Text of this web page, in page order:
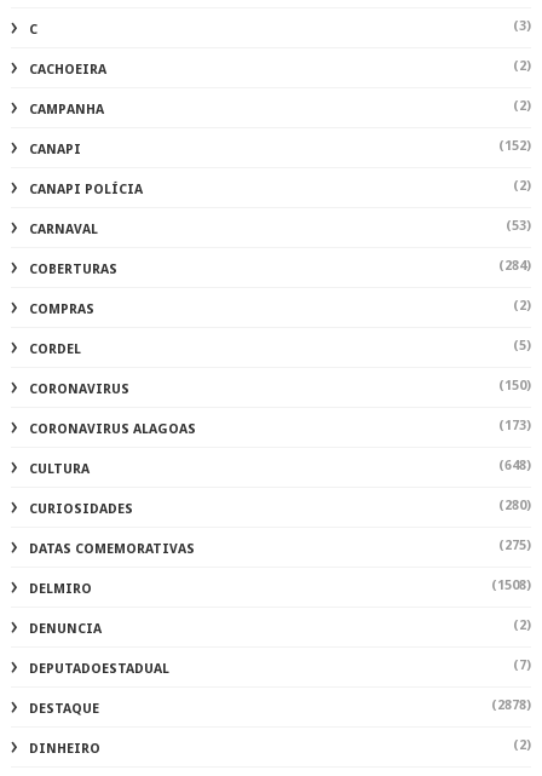
C (3)
CACHOEIRA (2)
CAMPANHA (2)
CANAPI (152)
CANAPI POLÍCIA (2)
CARNAVAL (53)
COBERTURAS (284)
COMPRAS (2)
CORDEL (5)
CORONAVIRUS (150)
CORONAVIRUS ALAGOAS (173)
CULTURA (648)
CURIOSIDADES (280)
DATAS COMEMORATIVAS (275)
DELMIRO (1508)
DENUNCIA (2)
DEPUTADOESTADUAL (7)
DESTAQUE (2878)
DINHEIRO (2)